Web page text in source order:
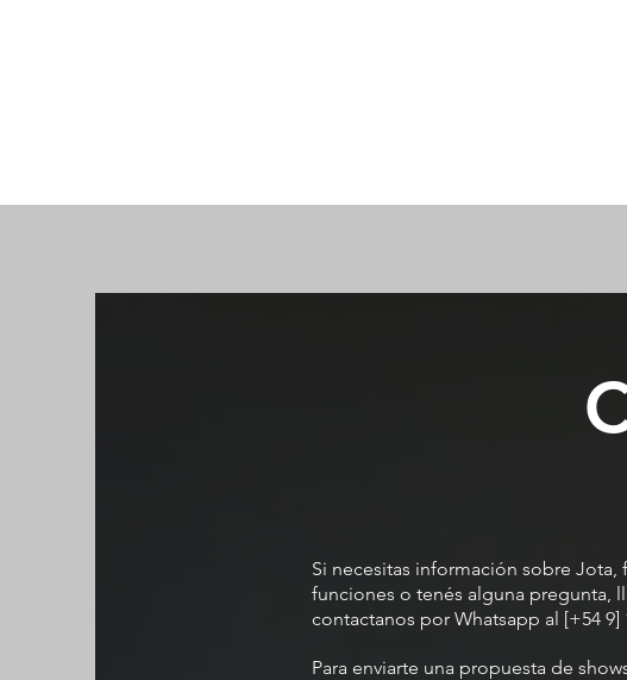
Si necesitas información sobre Jota,
funciones o tenés alguna pregunta,
contactanos por Whatsapp al [+54 9]
Para enviarte una propuesta de